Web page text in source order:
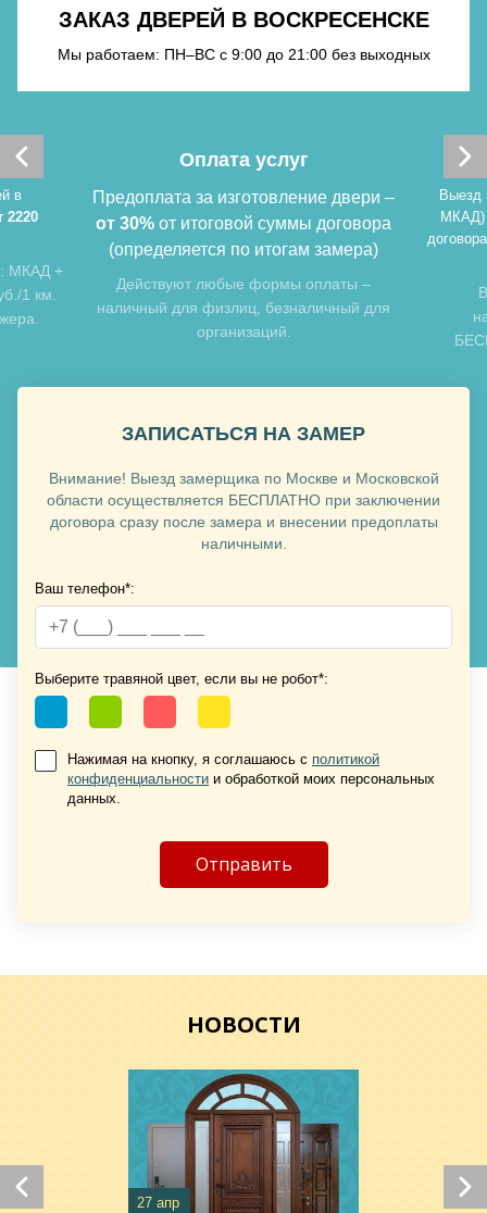
Хочу такую
Хочу такую
ЗАКАЗ ДВЕРЕЙ В ВОСКРЕСЕНСКЕ
Мы работаем: ПН–ВС с 9:00 до 21:00 без выходных
в
2220
МКАД +
1 км.
Оплата услуг
Предоплата за изготовление двери –
от 30% от итоговой суммы договора
(определяется по итогам замера)
Действуют любые формы оплаты –
наличный для физлиц, безналичный для
организаций.
Выезд
ЗАПИСАТЬСЯ НА ЗАМЕР
Внимание! Выезд замерщика по Москве и Московской
области осуществляется БЕСПЛАТНО при заключении
договора сразу после замера и внесении предоплаты
наличными.
Ваш телефон*:
Выберите травяной цвет, если вы не робот*:
Нажимая на кнопку, я соглашаюсь с политикой
конфиденциальности и обработкой моих персональных
данных.
НОВОСТИ
27 апр